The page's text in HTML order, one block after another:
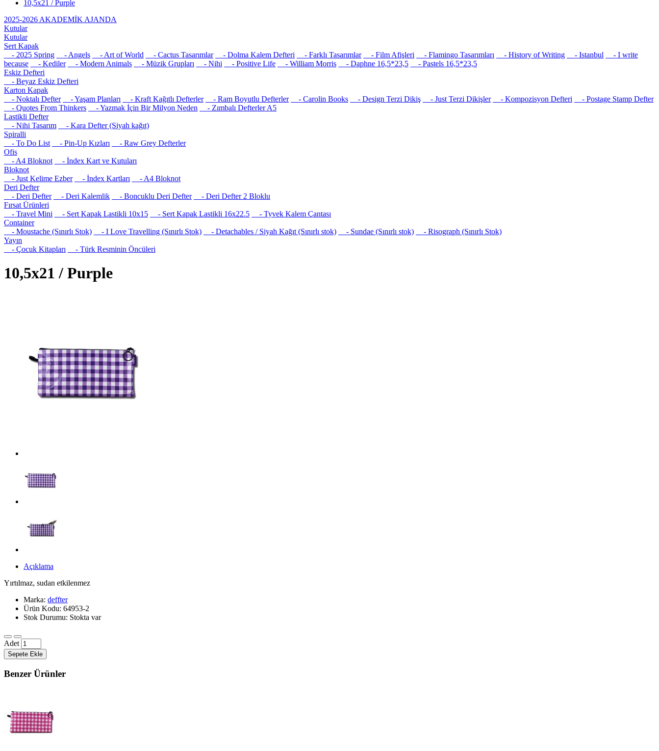
10,5x21 / Purple
2025-2026 AKADEMİK AJANDA
Kutular
Kutular
Sert Kapak
- 2025 Spring
- Angels - Art of World - Cactus Tasarımlar - Dolma Kalem Defteri - Farklı Tasarımlar - Film Afişleri - Flamingo Tasarımları - History of Writing - Istanbul
- I write
because
- Kediler - Modern Animals - Müzik Grupları - Nihi - Positive Life - William Morris - Daphne 16,5*23,5
- Pastels 16,5*23,5
Eskiz Defteri
- Beyaz Eskiz Defteri
Karton Kapak
- Noktalı Defter
- Yaşam Planları - Kraft Kağıtlı Defterler - Ram Boyutlu Defterler - Carolin Books - Design Terzi Dikiş - Just Terzi Dikişler - Kompozisyon Defteri
- Postage Stamp Defter
- Quotes From Thinkers
- Yazmak İçin Bir Milyon Neden
- Zımbalı Defterler A5
Lastikli Defter
- Nihi Tasarım
- Kara Defter (Siyah kağıt)
Spiralli
- To Do List
- Pin-Up Kızları
- Raw Grey Defterler
Ofis
- A4 Bloknot
- İndex Kart ve Kutuları
Bloknot
- Just Kelime Ezber
- İndex Kartları
- A4 Bloknot
Deri Defter
- Deri Defter
- Deri Kalemlik - Boncuklu Deri Defter
- Deri Defter 2 Bloklu
Fırsat Ürünleri
- Travel Mini
- Sert Kapak Lastikli 10x15 - Sert Kapak Lastikli 16x22.5
- Tyvek Kalem Çantası
Container
- Moustache (Sınırlı Stok)
- I Love Travelling (Sınırlı Stok) - Detachables / Siyah Kağıt (Sınırlı stok) - Sundae (Sınırlı stok)
- Risograph (Sınırlı Stok)
Yayın
- Çocuk Kitapları
- Türk Resminin Öncüleri
10,5x21 / Purple
Açıklama
Yırtılmaz, sudan etkilenmez
Marka: deffter
Ürün Kodu: 64953-2
Stok Durumu: Stokta var
Adet
Sepete Ekle
Benzer Ürünler